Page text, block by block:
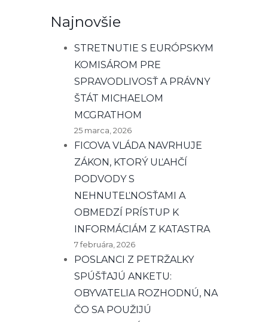
Najnovšie
STRETNUTIE S EURÓPSKYM
KOMISÁROM PRE
SPRAVODLIVOSŤ A PRÁVNY
ŠTÁT MICHAELOM
MCGRATHOM
25 marca, 2026
FICOVA VLÁDA NAVRHUJE
ZÁKON, KTORÝ UĽAHČÍ
PODVODY S
NEHNUTEĽNOSŤAMI A
OBMEDZÍ PRÍSTUP K
INFORMÁCIÁM Z KATASTRA
7 februára, 2026
POSLANCI Z PETRŽALKY
SPÚŠŤAJÚ ANKETU:
OBYVATELIA ROZHODNÚ, NA
ČO SA POUŽIJÚ